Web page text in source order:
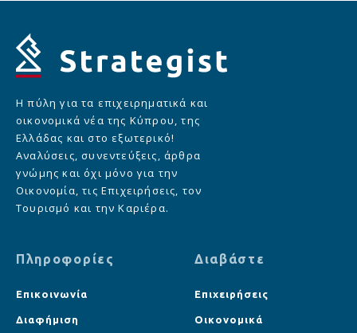
Η πύλη για τα επιχειρηματικά και
οικονομικά νέα της Κύπρου, της
Ελλάδας και στο εξωτερικό!
Αναλύσεις, συνεντεύξεις, άρθρα
γνώμης και όχι μόνο για την
Οικονομία, τις Επιχειρήσεις, τον
Τουρισμό και την Καριέρα.
Πληροφορίες
Επικοινωνία
Διαφήμιση
Διαβάστε
Επιχειρήσεις
Οικονομικά